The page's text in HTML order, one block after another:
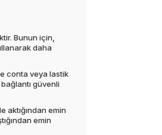
Bunun için,
daha
conta veya lastik
güvenli
aktığından emin
emin